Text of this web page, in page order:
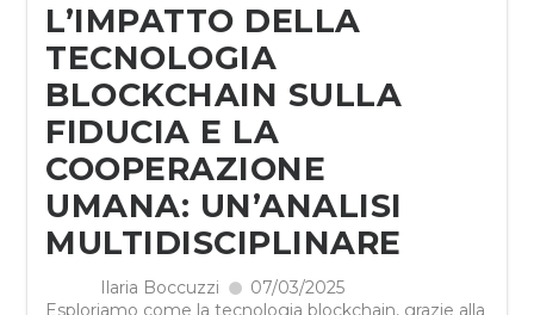
L’IMPATTO DELLA
TECNOLOGIA
BLOCKCHAIN SULLA
FIDUCIA E LA
COOPERAZIONE
UMANA: UN’ANALISI
MULTIDISCIPLINARE
Ilaria Boccuzzi
07/03/2025
Esploriamo come la tecnologia blockchain, grazie alla